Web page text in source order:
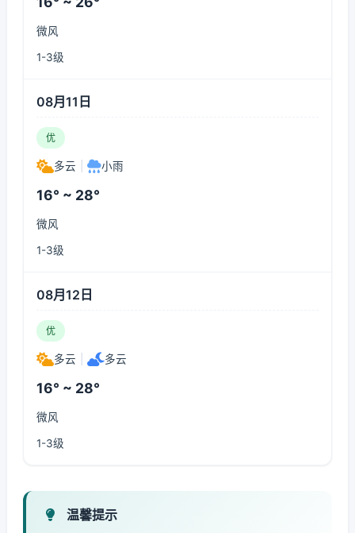
微风
1-3级
08月11日
优
多云 小雨
16° ~ 28°
微风
1-3级
08月12日
优
多云 多云
16° ~ 28°
微风
1-3级
温馨提示